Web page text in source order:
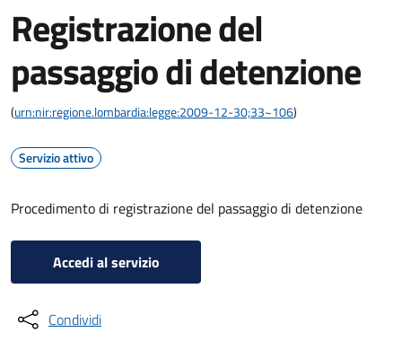
Registrazione del
passaggio di detenzione
(urn:nir:regione.lombardia:legge:2009-12-30;33~106)
Servizio attivo
Procedimento di registrazione del passaggio di detenzione
Accedi al servizio
Condividi